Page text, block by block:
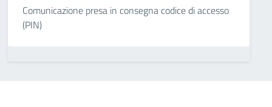
Comunicazione presa in consegna codice di accesso
(PIN)